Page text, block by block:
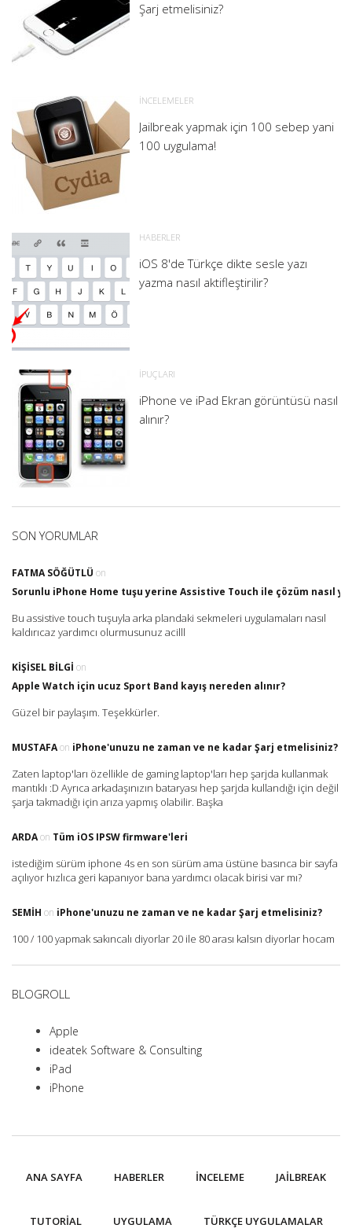
Şarj etmelisiniz?
İNCELEMELER
Jailbreak yapmak için 100 sebep yani
100 uygulama!
HABERLER
iOS 8'de Türkçe dikte sesle yazı
yazma nasıl aktifleştirilir?
İPUÇLARI
iPhone ve iPad Ekran görüntüsü nasıl
alınır?
SON YORUMLAR
FATMA SÖĞÜTLÜ on
Sorunlu iPhone Home tuşu yerine Assistive Touch ile çözüm nasıl
Bu assistive touch tuşuyla arka plandaki sekmeleri uygulamaları nasıl
kaldırıcaz yardımcı olurmusunuz acilll
KIŞISEL BILGI on
Apple Watch için ucuz Sport Band kayış nereden alınır?
Güzel bir paylaşım. Teşekkürler.
MUSTAFAon iPhone'unuzu ne zaman ve ne kadar Şarj etmelisiniz?
Zaten laptop'ları özellikle de gaming laptop'ları hep şarjda kullanmak
mantıklı :D Ayrıca arkadaşınızın bataryası hep şarjda kullandığı için değil
şarja takmadığı için arıza yapmış olabilir. Başka
ARDAon Tüm iOS IPSW firmware'leri
istediğim sürüm iphone 4s en son sürüm ama üstüne basınca bir sayfa
açılıyor hızlıca geri kapanıyor bana yardımcı olacak birisi var mı?
SEMIH on iPhone'unuzu ne zaman ve ne kadar Şarj etmelisiniz?
100 / 100 yapmak sakıncalı diyorlar 20 ile 80 arası kalsın diyorlar hocam
BLOGROLL
Apple
ideatek Software & Consulting
iPad
iPhone
ANA SAYFA HABERLER İNCELEME JAILBREAK
TUTORIAL UYGULAMA TÜRKÇE UYGULAMALAR